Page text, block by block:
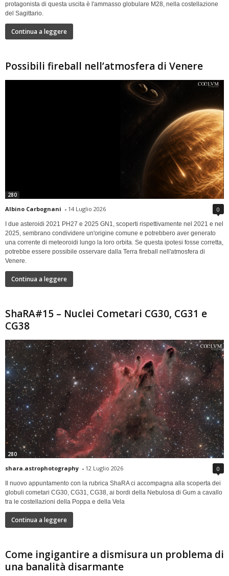
protagonista di questa uscita è l'ammasso globulare M28, nella costellazione
del Sagittario.
Continua a leggere
Possibili fireball nell’atmosfera di Venere
280
Albino Carbognani - 14 Luglio 2026 0
I due asteroidi 2021 PH27 e 2025 GN1, scoperti rispettivamente nel 2021 e nel
2025, sembrano condividere un'origine comune e potrebbero aver generato
una corrente di meteoroidi lungo la loro orbita. Se questa ipotesi fosse corretta,
potrebbe essere possibile osservare dalla Terra fireball nell'atmosfera di
Venere.
Continua a leggere
ShaRA#15 – Nuclei Cometari CG30, CG31 e
CG38
280
shara.astrophotography - 12 Luglio 2026 0
Il nuovo appuntamento con la rubrica ShaRA ci accompagna alla scoperta dei
globuli cometari CG30, CG31, CG38, ai bordi della Nebulosa di Gum a cavallo
tra le costellazioni della Poppa e della Vela
Continua a leggere
Come ingigantire a dismisura un problema di
una banalità disarmante